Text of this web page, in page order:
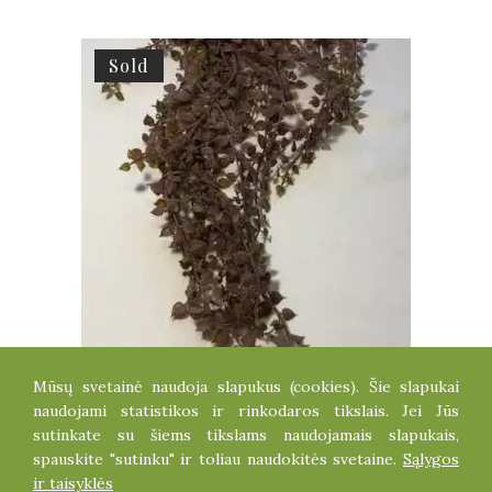
Sold
SUKULENTINIS VIJOKLIS
5.20
Mūsų svetainė naudoja slapukus (cookies). Šie slapukai
naudojami statistikos ir rinkodaros tikslais. Jei Jūs
sutinkate su šiems tikslams naudojamais slapukais,
spauskite "sutinku" ir toliau naudokitės svetaine. Sąlygos
ir taisyklės